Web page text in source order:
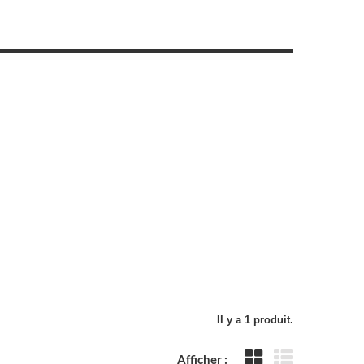
Il y a 1 produit.
Afficher :